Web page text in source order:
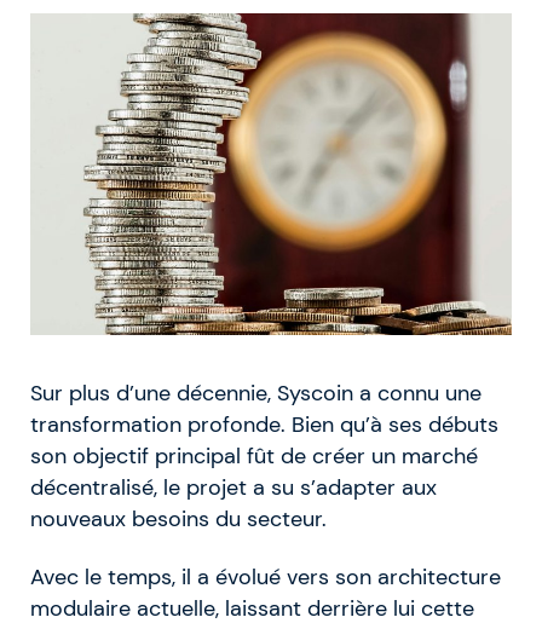
Sur plus d’une décennie, Syscoin a connu une
transformation profonde. Bien qu’à ses débuts
son objectif principal fût de créer un marché
décentralisé, le projet a su s’adapter aux
nouveaux besoins du secteur.
Avec le temps, il a évolué vers son architecture
modulaire actuelle, laissant derrière lui cette